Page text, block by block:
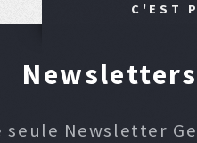
C'EST
seule Newsletter